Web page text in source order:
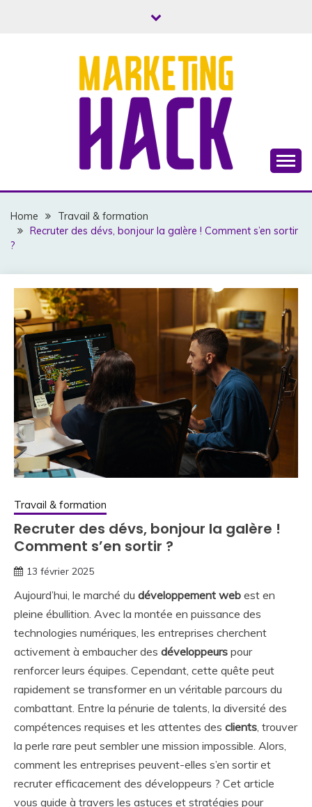
MARKETINGHACK
Home
Travail & formation
Recruter des dévs, bonjour la galère ! Comment s’en sortir
?
Travail & formation
Recruter des dévs, bonjour la galère !
Comment s’en sortir ?
13 février 2025
Aujourd’hui, le marché du développement web est en
pleine ébullition. Avec la montée en puissance des
technologies numériques, les entreprises cherchent
activement à embaucher des développeurs pour
renforcer leurs équipes. Cependant, cette quête peut
rapidement se transformer en un véritable parcours du
combattant. Entre la pénurie de talents, la diversité des
compétences requises et les attentes des clients, trouver
la perle rare peut sembler une mission impossible. Alors,
comment les entreprises peuvent-elles s’en sortir et
recruter efficacement des développeurs ? Cet article
vous guide à travers les astuces et stratégies pour